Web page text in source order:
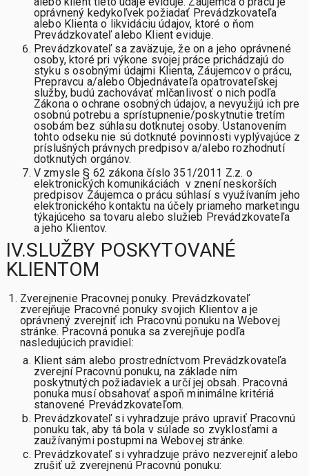
oprávnený kedykoľvek požiadať Prevádzkovateľa
alebo Klienta o likvidáciu údajov, ktoré o ňom
Prevádzkovateľ alebo Klient eviduje.
Prevádzkovateľ sa zaväzuje, že on a jeho oprávnené
osoby, ktoré pri výkone svojej práce prichádzajú do
styku s osobnými údajmi Klienta, Záujemcov o prácu,
Prepravcu a/alebo Objednávateľa opatrovateľskej
služby, budú zachovávať mlčanlivosť o nich podľa
Zákona o ochrane osobných údajov, a nevyužijú ich pre
osobnú potrebu a sprístupnenie/poskytnutie tretím
osobám bez súhlasu dotknutej osoby. Ustanovením
tohto odseku nie sú dotknuté povinnosti vyplývajúce z
príslušných právnych predpisov a/alebo rozhodnutí
dotknutých orgánov.
V zmysle § 62 zákona číslo 351/2011 Z.z. o
elektronických komunikáciách v znení neskorších
predpisov Záujemca o prácu súhlasí s využívaním jeho
elektronického kontaktu na účely priameho marketingu
týkajúceho sa tovaru alebo služieb Prevádzkovateľa
a jeho Klientov.
IV.SLUŽBY POSKYTOVANÉ
KLIENTOM
Zverejnenie Pracovnej ponuky. Prevádzkovateľ
zverejňuje Pracovné ponuky svojich Klientov a je
oprávnený zverejniť ich Pracovnú ponuku na Webovej
stránke. Pracovná ponuka sa zverejňuje podľa
nasledujúcich pravidiel:
Klient sám alebo prostredníctvom Prevádzkovateľa
zverejní Pracovnú ponuku, na základe ním
poskytnutých požiadaviek a určí jej obsah. Pracovná
ponuka musí obsahovať aspoň minimálne kritériá
stanovené Prevádzkovateľom.
Prevádzkovateľ si vyhradzuje právo upraviť Pracovnú
ponuku tak, aby tá bola v súlade so zvyklosťami a
zaužívanými postupmi na Webovej stránke.
Prevádzkovateľ si vyhradzuje právo nezverejniť alebo
zrušiť už zverejnenú Pracovnú ponuku: